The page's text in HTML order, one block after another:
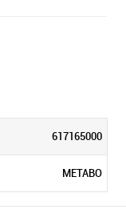
617165000
METABO